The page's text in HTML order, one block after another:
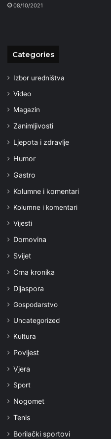
08/10/2021
Categories
Izbor uredništva
Video
Magazin
Zanimljivosti
Ljepota i zdravlje
Humor
Gastro
Kolumne i komentari
Kolumne i komentari
Vijesti
Domovina
Svijet
Crna kronika
Dijaspora
Gospodarstvo
Uncategorized
Kultura
Povijest
Vjera
Sport
Nogomet
Tenis
Borilački sportovi